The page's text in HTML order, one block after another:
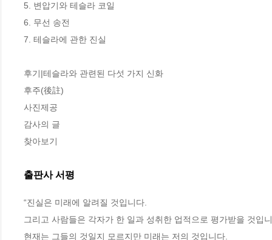
5. 변압기와 테슬라 코일
6. 무선 송전
7. 테슬라에 관한 진실
후기|테슬라와 관련된 다섯 가지 신화
후주(後註)
사진제공
감사의 글
찾아보기
출판사 서평
“진실은 미래에 알려질 것입니다.
그리고 사람들은 각자가 한 일과 성취한 업적으로 평가받을 것입
현재는 그들의 것일지 모르지만 미래는 저의 것입니다.